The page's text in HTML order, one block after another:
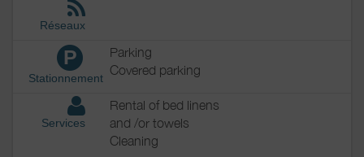
Réseaux
P
Stationnement
Parking
Covered parking
Services
Rental of bed linens
and /or towels
Cleaning